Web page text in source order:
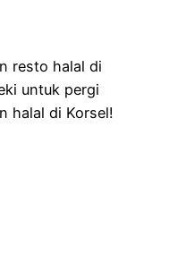
resto halal di
untuk pergi
halal di Korsel!